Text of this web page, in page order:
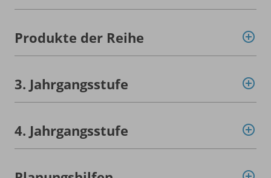
Produkte der Reihe
3. Jahrgangsstufe
4. Jahrgangsstufe